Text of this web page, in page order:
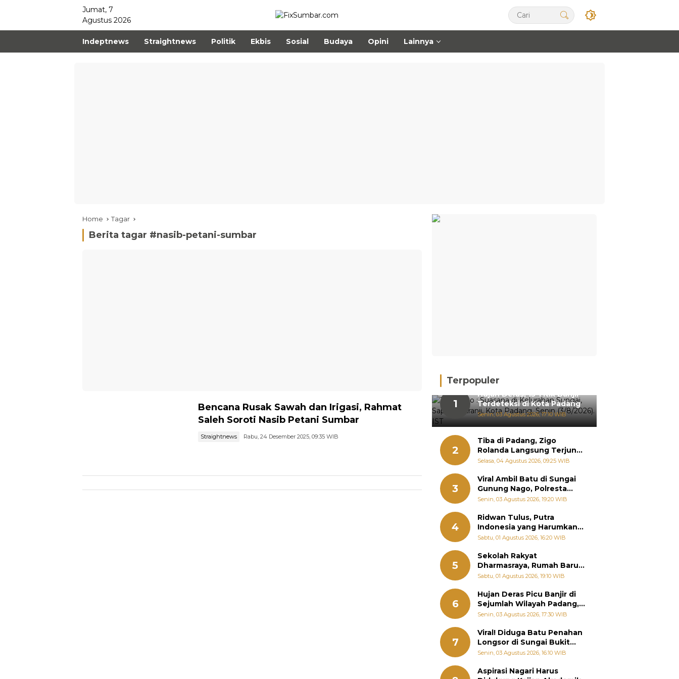
Jumat, 7
Agustus 2026
Indeptnews Straightnews Politik Ekbis Sosial Budaya Opini Lainnya
Home Tagar
Berita tagar #nasib-petani-sumbar
Bencana Rusak Sawah dan Irigasi, Rahmat
Saleh Soroti Nasib Petani Sumbar
Straightnews Rabu, 24 Desember 2025, 09:35 WIB
Terpopuler
1
Hujan Deras, 15 Titik Banjir
Terdeteksi di Kota Padang
Senin, 03 Agustus 2026, 17:10 WIB
2
Tiba di Padang, Zigo
Rolanda Langsung Terjun
Bantu Warga Terdampak
Selasa, 04 Agustus 2026, 09:25 WIB
3
Viral Ambil Batu di Sungai
Gunung Nago, Polresta
Padang Ungkap Fakta
Senin, 03 Agustus 2026, 19:20 WIB
4
Ridwan Tulus, Putra
Indonesia yang Harumkan
Nama Bangsa hingga
Jepang
Sabtu, 01 Agustus 2026, 16:20 WIB
5
Sekolah Rakyat
Dharmasraya, Rumah Baru
268 Anak Menggapai Mimpi
Kemiskinan
Sabtu, 01 Agustus 2026, 19:10 WIB
6
Hujan Deras Picu Banjir di
Sejumlah Wilayah Padang,
Fadly Amran Perintahkan
Senin, 03 Agustus 2026, 17:30 WIB
7
Viral! Diduga Batu Penahan
Longsor di Sungai Bukit
Nago Padang Diambil, Warga
Senin, 03 Agustus 2026, 16:10 WIB
Aspirasi Nagari Harus